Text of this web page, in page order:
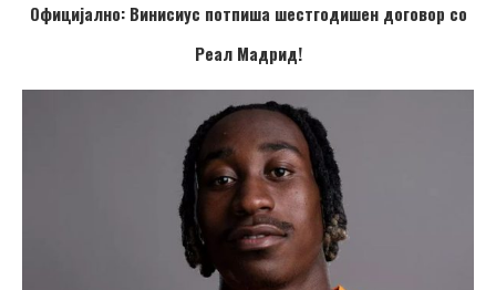
Официјално: Винисиус потпиша шестгодишен договор со
Реал Мадрид!